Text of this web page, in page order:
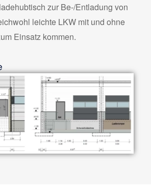
zur Be-/Entladung von
leichte LKW mit und ohne
Einsatz kommen.